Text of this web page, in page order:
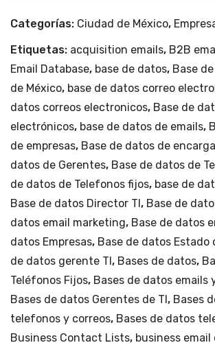
Categorías: Ciudad de México,
Etiquetas: acquisition emails, B2B
Email Database, base de datos, Base
de México, base de datos correo
datos correos electronicos, Base de
electrónicos, base de datos de emails,
de empresas, Base de datos de
datos de Gerentes, Base de datos de
de datos de Telefonos fijos, base de
Base de datos Director TI, Base de
datos email marketing, Base de datos
datos Empresas, Base de datos Estado
de datos gerente TI, Bases de datos,
Teléfonos Fijos, Bases de datos emails
Bases de datos Gerentes de TI, Bases
telefonos y correos, Bases de datos
Business Contact Lists, business email